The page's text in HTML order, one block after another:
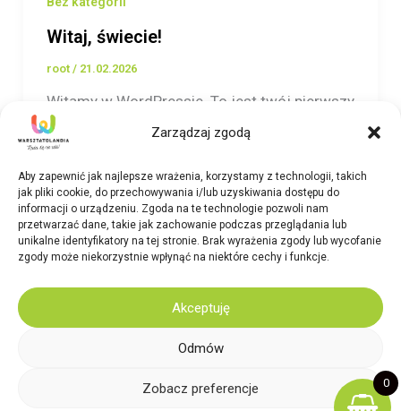
Zarządzaj zgodą
Aby zapewnić jak najlepsze wrażenia, korzystamy z technologii, takich
jak pliki cookie, do przechowywania i/lub uzyskiwania dostępu do
informacji o urządzeniu. Zgoda na te technologie pozwoli nam
przetwarzać dane, takie jak zachowanie podczas przeglądania lub
unikalne identyfikatory na tej stronie. Brak wyrażenia zgody lub wycofanie
zgody może niekorzystnie wpłynąć na niektóre cechy i funkcje.
Akceptuję
Odmów
Zobacz preferencje
Witaj, świecie!
root / 21.02.2026
Witamy w WordPressie. To jest twój pierwszy
wpis. Edytuj go lub usuń, a następnie zacznij
pisać!
2026 Warsztatolandia. Design:
Warsztatolandia
Polityka prywatności
0